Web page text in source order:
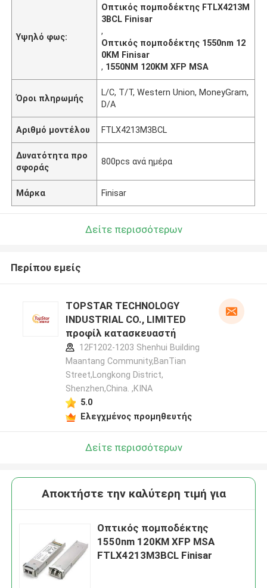
Υψηλό φως:
Οπτικός πομποδέκτης FTLX4213M
3BCL Finisar
,
Οπτικός πομποδέκτης 1550nm 12
0KM Finisar
, 1550NM 120KM XFP MSA
Όροι πληρωμής
L/C, T/T, Western Union, MoneyGram,
D/A
Αριθμό μοντέλου FTLX4213M3BCL
Δυνατότητα προ
σφοράς
800pcs ανά ημέρα
Μάρκα Finisar
Δείτε περισσότερων
Περίπου εμείς
TOPSTAR TECHNOLOGY
INDUSTRIAL CO., LIMITED
προφίλ κατασκευαστή
12F1202-1203 Shenhui Building
Maantang Community,BanTian
Street,Longkong District,
Shenzhen,China. ,ΚΙΝΑ
5.0
Ελεγχμένος προμηθευτής
Δείτε περισσότερων
Αποκτήστε την καλύτερη τιμή για
Οπτικός πομποδέκτης
1550nm 120KM XFP MSA
FTLX4213M3BCL Finisar